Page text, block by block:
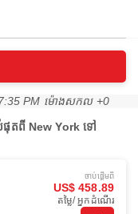
PM ម៉ោង​សកល +0
ផុតពី New York ទៅ
ចាប់ផ្ដើមពី
US$ 458.89
តម្លៃ/ អ្នកដំណើរ